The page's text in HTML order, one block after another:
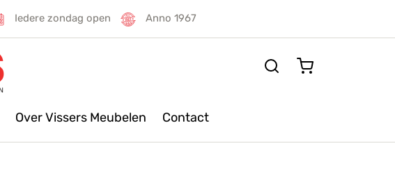
Iedere zondag open Anno 1967
Over Vissers Meubelen Contact